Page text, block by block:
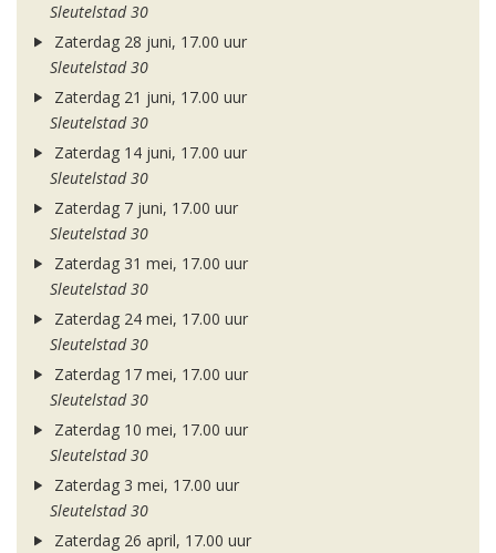
Sleutelstad 30
Zaterdag 28 juni, 17.00 uur
Sleutelstad 30
Zaterdag 21 juni, 17.00 uur
Sleutelstad 30
Zaterdag 14 juni, 17.00 uur
Sleutelstad 30
Zaterdag 7 juni, 17.00 uur
Sleutelstad 30
Zaterdag 31 mei, 17.00 uur
Sleutelstad 30
Zaterdag 24 mei, 17.00 uur
Sleutelstad 30
Zaterdag 17 mei, 17.00 uur
Sleutelstad 30
Zaterdag 10 mei, 17.00 uur
Sleutelstad 30
Zaterdag 3 mei, 17.00 uur
Sleutelstad 30
Zaterdag 26 april, 17.00 uur